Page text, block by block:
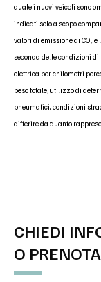
quale i nuovi veicoli sono
indicati solo a scopo
valori di emissione di CO₂
seconda delle condizioni
elettrica per chilometri
peso totale, utilizzo di
pneumatici, condizioni
differire da quanto
CHIEDI
O